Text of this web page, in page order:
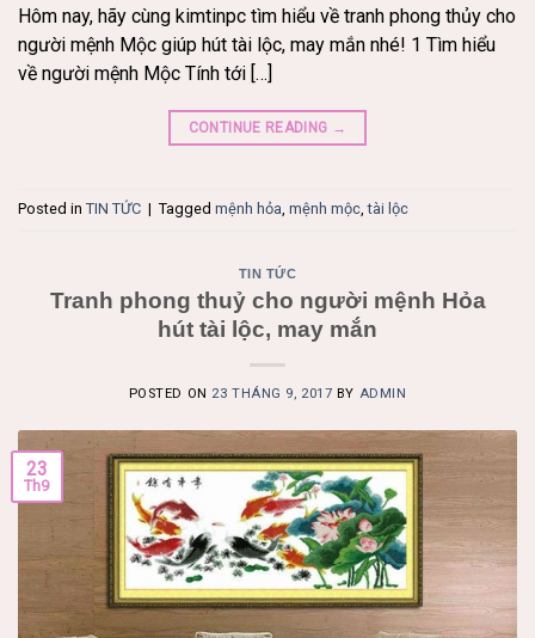
Hôm nay, hãy cùng kimtinpc tìm hiểu về tranh phong thủy cho
người mệnh Mộc giúp hút tài lộc, may mắn nhé! 1 Tìm hiểu
về người mệnh Mộc Tính tới […]
CONTINUE READING →
Posted in TIN TỨC | Tagged mệnh hỏa, mệnh mộc,tài lộc
TIN TỨC
Tranh phong thuỷ cho người mệnh Hỏa
hút tài lộc, may mắn
POSTED ON 23 THÁNG 9, 2017 BY ADMIN
23
Th9